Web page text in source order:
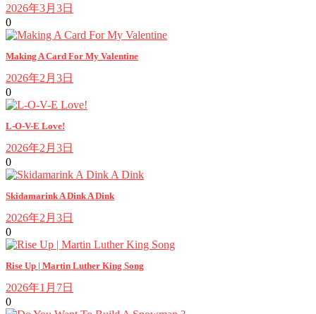
2026年3月3日
0
Making A Card For My Valentine
2026年2月3日
0
L-O-V-E Love!
2026年2月3日
0
Skidamarink A Dink A Dink
2026年2月3日
0
Rise Up | Martin Luther King Song
2026年1月7日
0